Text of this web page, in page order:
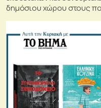
δημόσιου χώρου στους